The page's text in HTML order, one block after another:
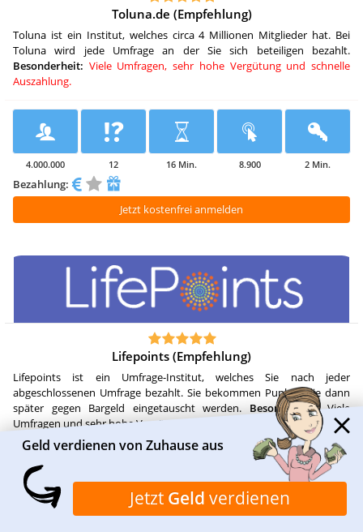
Toluna.de (Empfehlung)
Toluna ist ein Institut, welches circa 4 Millionen Mitglieder hat. Bei
Toluna wird jede Umfrage an der Sie sich beteiligen bezahlt.
Besonderheit: Viele Umfragen, sehr hohe Vergütung und schnelle
Auszahlung.
4.000.000 12 16 Min. 8.900 2 Min.
Bezahlung:
Jetzt kostenfrei anmelden
Lifepoints (Empfehlung)
Lifepoints ist ein Umfrage-Institut, welches Sie nach jeder
abgeschlossenen Umfrage bezahlt. Sie bekommen Punkte, die dann
später gegen Bargeld eingetauscht werden. Besonderheit:Viele
Umfragen und sehr hohe Vergütung.
40000 15 Min. 30000
Geld verdienen von Zuhause aus
Jetzt Geld verdienen